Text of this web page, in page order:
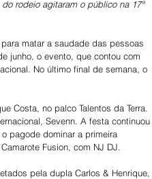
rodeio agitaram o público na 17ª
matar a saudade das pessoas
junho, o evento, que contou com
No último final de semana, o
Costa, no palco Talentos da Terra.
Sevenn. A festa continuou
pagode dominar a primeira
Fusion, com NJ DJ.
pela dupla Carlos & Henrique,